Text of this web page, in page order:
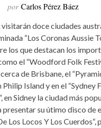
por Carlos Pérez Báez
visitarán doce ciudades
“Los Coronas Aussie
los que destacan los
el “Woodford Folk
de Brisbane, el
Philip Island y en el “Sydney
en Sidney la ciudad más
su útimo disco de
Los Locos Y Los Cuerdos“,